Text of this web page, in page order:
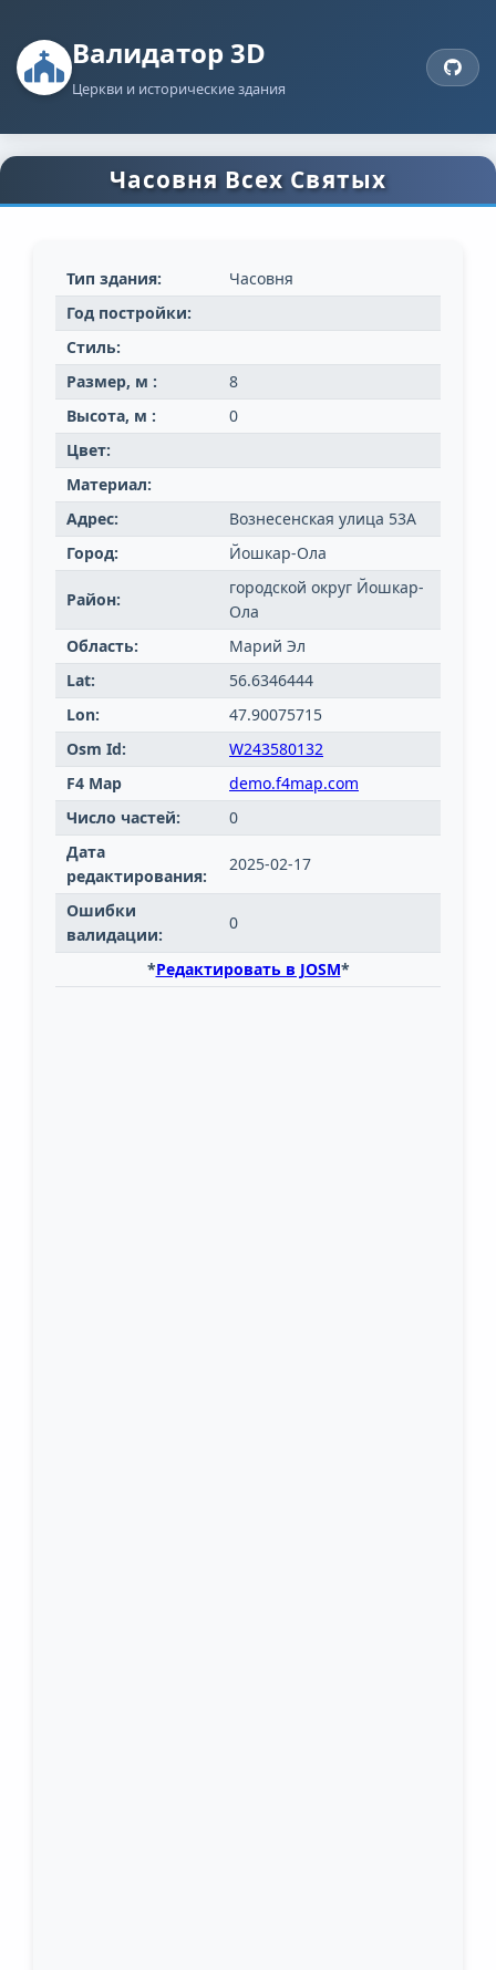
Валидатор 3D
Церкви и исторические здания
Часовня Всех Святых
Тип здания:
Часовня
Год постройки:
Стиль:
Размер, м :
8
Высота, м :
0
Цвет:
Материал:
Адрес:
Вознесенская улица 53А
Город:
Йошкар-Ола
Район:
городской округ Йошкар-
Ола
Область:
Марий Эл
Lat:
56.6346444
Lon:
47.90075715
Osm Id:
W243580132
F4 Map
demo.f4map.com
Число частей:
0
Дата
редактирования:
2025-02-17
Ошибки
валидации:
0
*Редактировать в JOSM*